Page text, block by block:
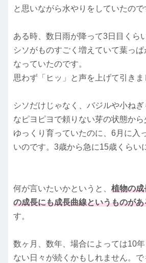
と思いながら水やりをしていたの
ある時、数日雨が降って3日目くら
シソがものすごく増えていて葉っぱ
なっていたのです。
思わず「ヒッ」と声を上げて引きま
シソだけじゃなく、バジルや小ね
なピヨピヨで頼りない芽の状態か
ゆっくり育っていたのに、6月に入
いのです。3歳から急に15歳くらい
何が言いたいかというと、 植物の成
の成長にも成長曲線というものがあ
す。
数ヶ月、数年、場合によっては10
ない日々が続くかもしれません。